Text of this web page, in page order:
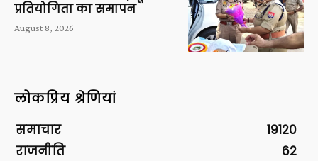
प्रतियोगिता का समापन
August 8, 2026
लोकप्रिय श्रेणियां
समाचार
19120
राजनीति
62